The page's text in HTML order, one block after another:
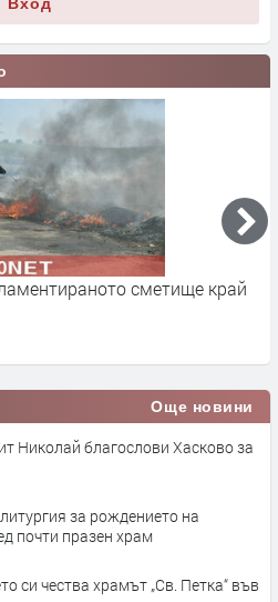
сметище край
Още новини
Николай благослови Хасково за
за рождението на
почти празен храм
си чества храмът „Св. Петка“ във